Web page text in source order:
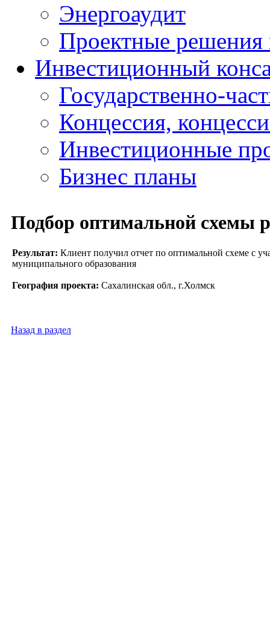
Энергоаудит
Проектные решения
Инвестиционный
Государственно-
Концессия,
Инвестиционные
Бизнес планы
Подбор оптимальной схемы
Результат: Клиент получил отчет по оптимальной схеме с
муниципального образования
География проекта: Сахалинская обл., г.Холмск
Назад в раздел